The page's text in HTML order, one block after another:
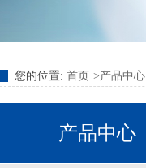
您的位置: 首页 产品中心
产品中心